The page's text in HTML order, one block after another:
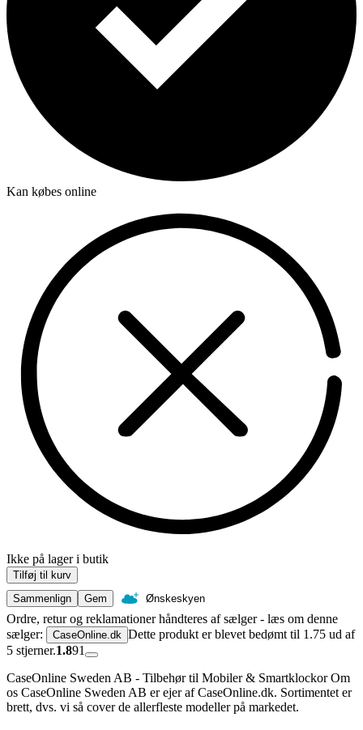
Kan købes online
Ikke på lager i butik
Tilføj til kurv
Sammenlign
Gem Ønskeskyen
Ordre, retur og reklamationer håndteres af sælger - læs om denne
sælger:
CaseOnline.dk Dette produkt er blevet bedømt til 1.75 ud af
5 stjerner.1.891
CaseOnline Sweden AB - Tilbehør til Mobiler & Smartklockor Om
os CaseOnline Sweden AB er ejer af CaseOnline.dk. Sortimentet er
brett, dvs. vi så cover de allerfleste modeller på markedet.